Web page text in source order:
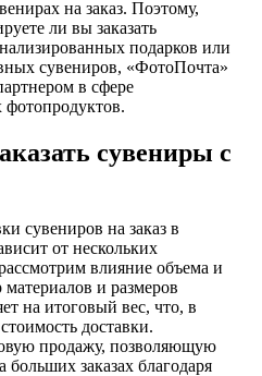
на заказ. Поэтому,
ли вы заказать
подарков или
сувениров, «ФотоПочта»
в сфере
фотопродуктов.
сувениры с
сувениров на заказ в
от нескольких
влияние объема и
и размеров
на итоговый вес, что, в
доставки.
продажу, позволяющую
заказах благодаря